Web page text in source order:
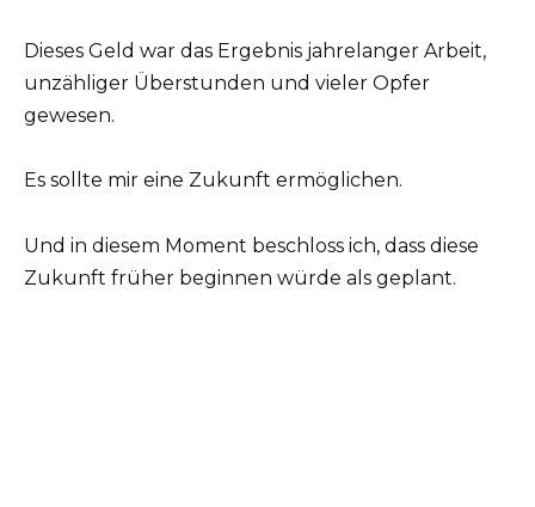
Dieses Geld war das Ergebnis jahrelanger Arbeit,
unzähliger Überstunden und vieler Opfer
gewesen.
Es sollte mir eine Zukunft ermöglichen.
Und in diesem Moment beschloss ich, dass diese
Zukunft früher beginnen würde als geplant.